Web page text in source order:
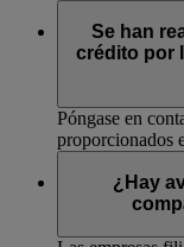
Se han
crédito por
Póngase en
proporcionados
¿Hay